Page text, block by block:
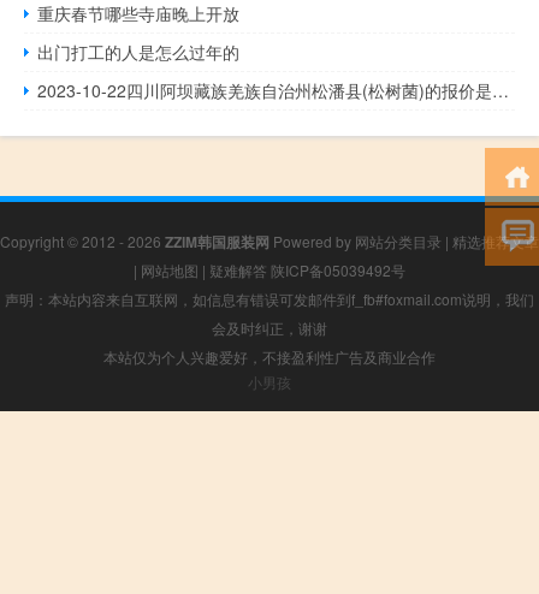
重庆春节哪些寺庙晚上开放
出门打工的人是怎么过年的
2023-10-22四川阿坝藏族羌族自治州松潘县(松树菌)的报价是多少
Copyright © 2012 - 2026 ZZIM韩国服装网 Powered by 网站分类目录 | 精选推荐文章
| 网站地图 | 疑难解答 陕ICP备05039492号
声明：本站内容来自互联网，如信息有错误可发邮件到f_fb#foxmail.com说明，我们
会及时纠正，谢谢
本站仅为个人兴趣爱好，不接盈利性广告及商业合作
小男孩